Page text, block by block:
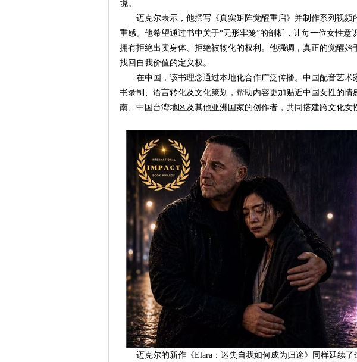
境。
迈克尔表示，他撰写《真实矩阵觉醒重启》并制作系列视
重感。他希望通过书中关于“无形牢笼”的剖析，让每一位女性
拥有拒绝出卖身体、拒绝被物化的权利。他强调，真正的觉醒始
找回自我价值的定义权。
在中国，该书理念通过本地化合作广泛传播。中国配音艺
书录制、语言转化及文化策划，帮助内容更加贴近中国女性的
南、中国台湾地区及其他亚洲国家的创作者，共同搭建跨文化女
迈克尔的新作《Elara：迷失自我如何成为归途》同样延续